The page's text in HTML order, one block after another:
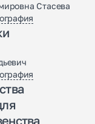
Стасева